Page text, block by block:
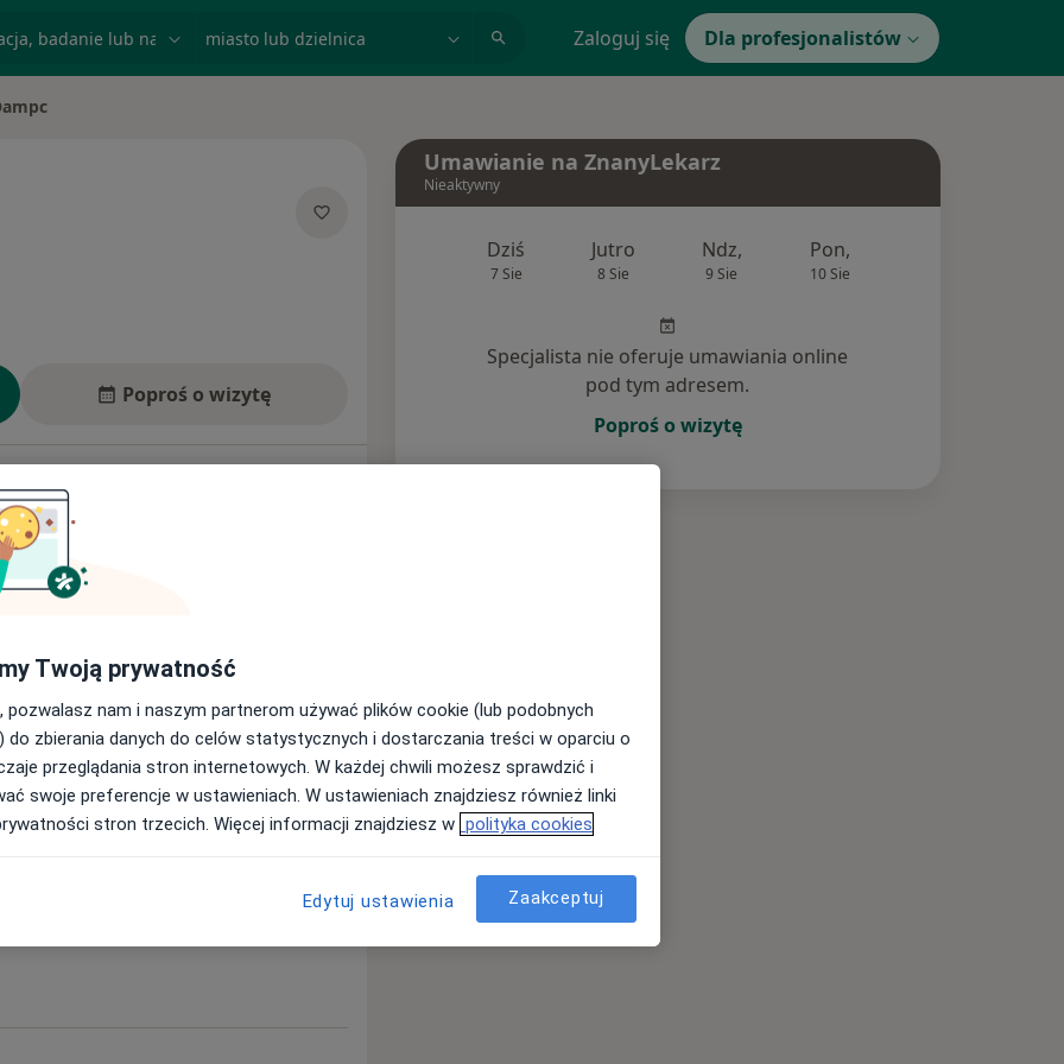
Zaloguj się Dla profesjonalistów
Poproś o wizytę
Cukrzyca Nadciśnienie +6a11y_sr_more_diseases
Umawianie na ZnanyLekarz
Nieaktywny
Dziś
7 Sie
Jutro
8 Sie
Ndz,
9 Sie
Pon,
10 Sie
Specjalista nie oferuje umawiania online
pod tym adresem.
Poproś o wizytę
Twoją prywatność
pozwalasz nam i naszym partnerom używać plików cookie (lub podobnych
do zbierania danych do celów statystycznych i dostarczania treści w oparciu o
przeglądania stron internetowych. W każdej chwili możesz sprawdzić i
swoje preferencje w ustawieniach. W ustawieniach znajdziesz również linki
stron trzecich. Więcej informacji znajdziesz w polityka cookies
Edytuj ustawienia Zaakceptuj